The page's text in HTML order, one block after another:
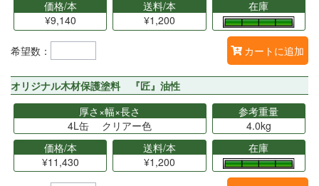
価格/本
¥9,140
送料/本
¥1,200
在庫
希望数： カートに追加
オリジナル木材保護塗料 『匠』油性
厚さ×幅×長さ
4L缶 クリアー色
参考重量
4.0kg
価格/本
¥11,430
送料/本
¥1,200
在庫